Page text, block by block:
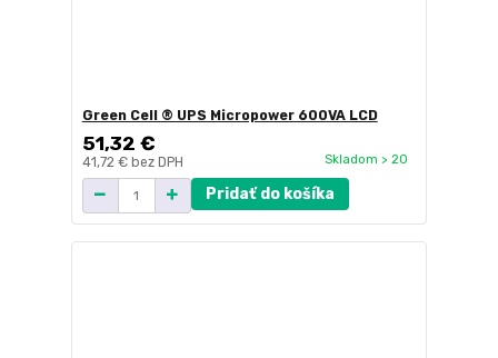
Green Cell ® UPS Micropower 600VA LCD
51,32 €
41,72 € bez DPH Skladom > 20
Pridať do košíka